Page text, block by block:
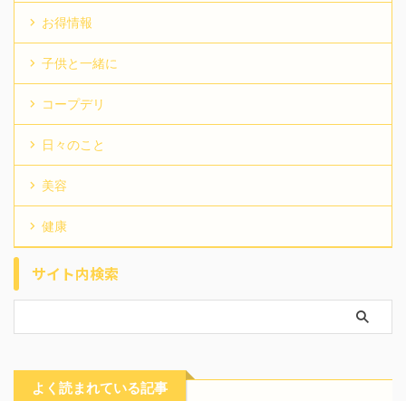
お得情報
子供と一緒に
コープデリ
日々のこと
美容
健康
サイト内検索
よく読まれている記事